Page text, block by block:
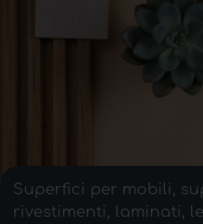
Superfici per mobili,
rivestimenti, laminati,